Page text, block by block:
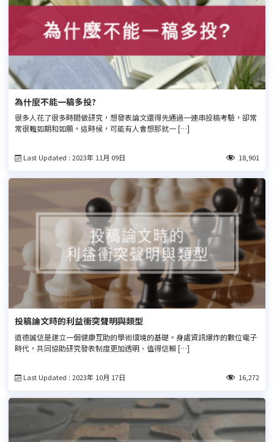
為什麼不能一稿多投?
很多人花了很多時間做研究，想發表論文還得先通過一連串投稿考驗，卻常
常很難如期和如願。這時候，可能有人會想那就一 […]
Last Updated : 2023年 11月 09日 18,901
投稿論文時的利益衝突聲明與類型
道德誠信是建立一個健康互助的學術環境的基礎。身處資訊爆炸的數位電子
時代，共同協助研究發表制度更加透明、值得信賴 […]
Last Updated : 2023年 10月 17日 16,272